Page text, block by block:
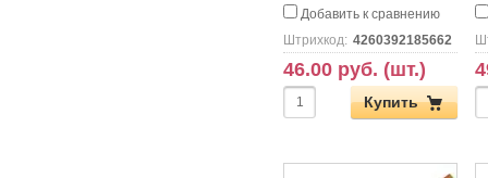
Добавить к сравнению
Штрихкод: 4260392185662
46.00 руб. (шт.)
Купить